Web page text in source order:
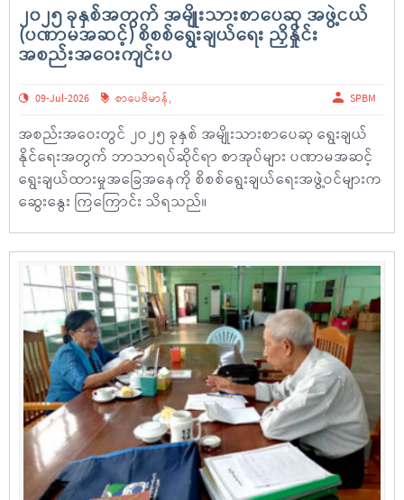
၂၀၂၅ ခုနှစ်အတွက် အမျိုးသားစာပေဆု အဖွဲ့ငယ်
(ပဏာမအဆင့်) စိစစ်ရွေးချယ်ရေး ညှိနှိုင်း
အစည်းအဝေးကျင်းပ
09-Jul-2026 စာပေဗိမာန်, SPBM
အစည်းအဝေးတွင် ၂ဝ၂၅ ခုနှစ် အမျိုးသားစာပေဆု ရွေးချယ်
နိုင်ရေးအတွက် ဘာသာရပ်ဆိုင်ရာ စာအုပ်များ ပဏာမအဆင့်
ရွေးချယ်ထားမှုအခြေအနေကို စိစစ်ရွေးချယ်ရေးအဖွဲ့ဝင်များက
ဆွေးနွေး ကြကြောင်း သိရသည်။